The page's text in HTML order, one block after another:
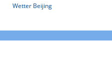
Wetter Beijing